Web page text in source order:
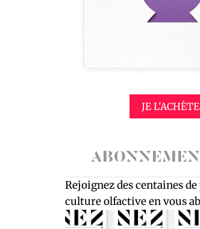
JE L'ACHÈTE
Rejoignez des centaines de
culture olfactive en vous